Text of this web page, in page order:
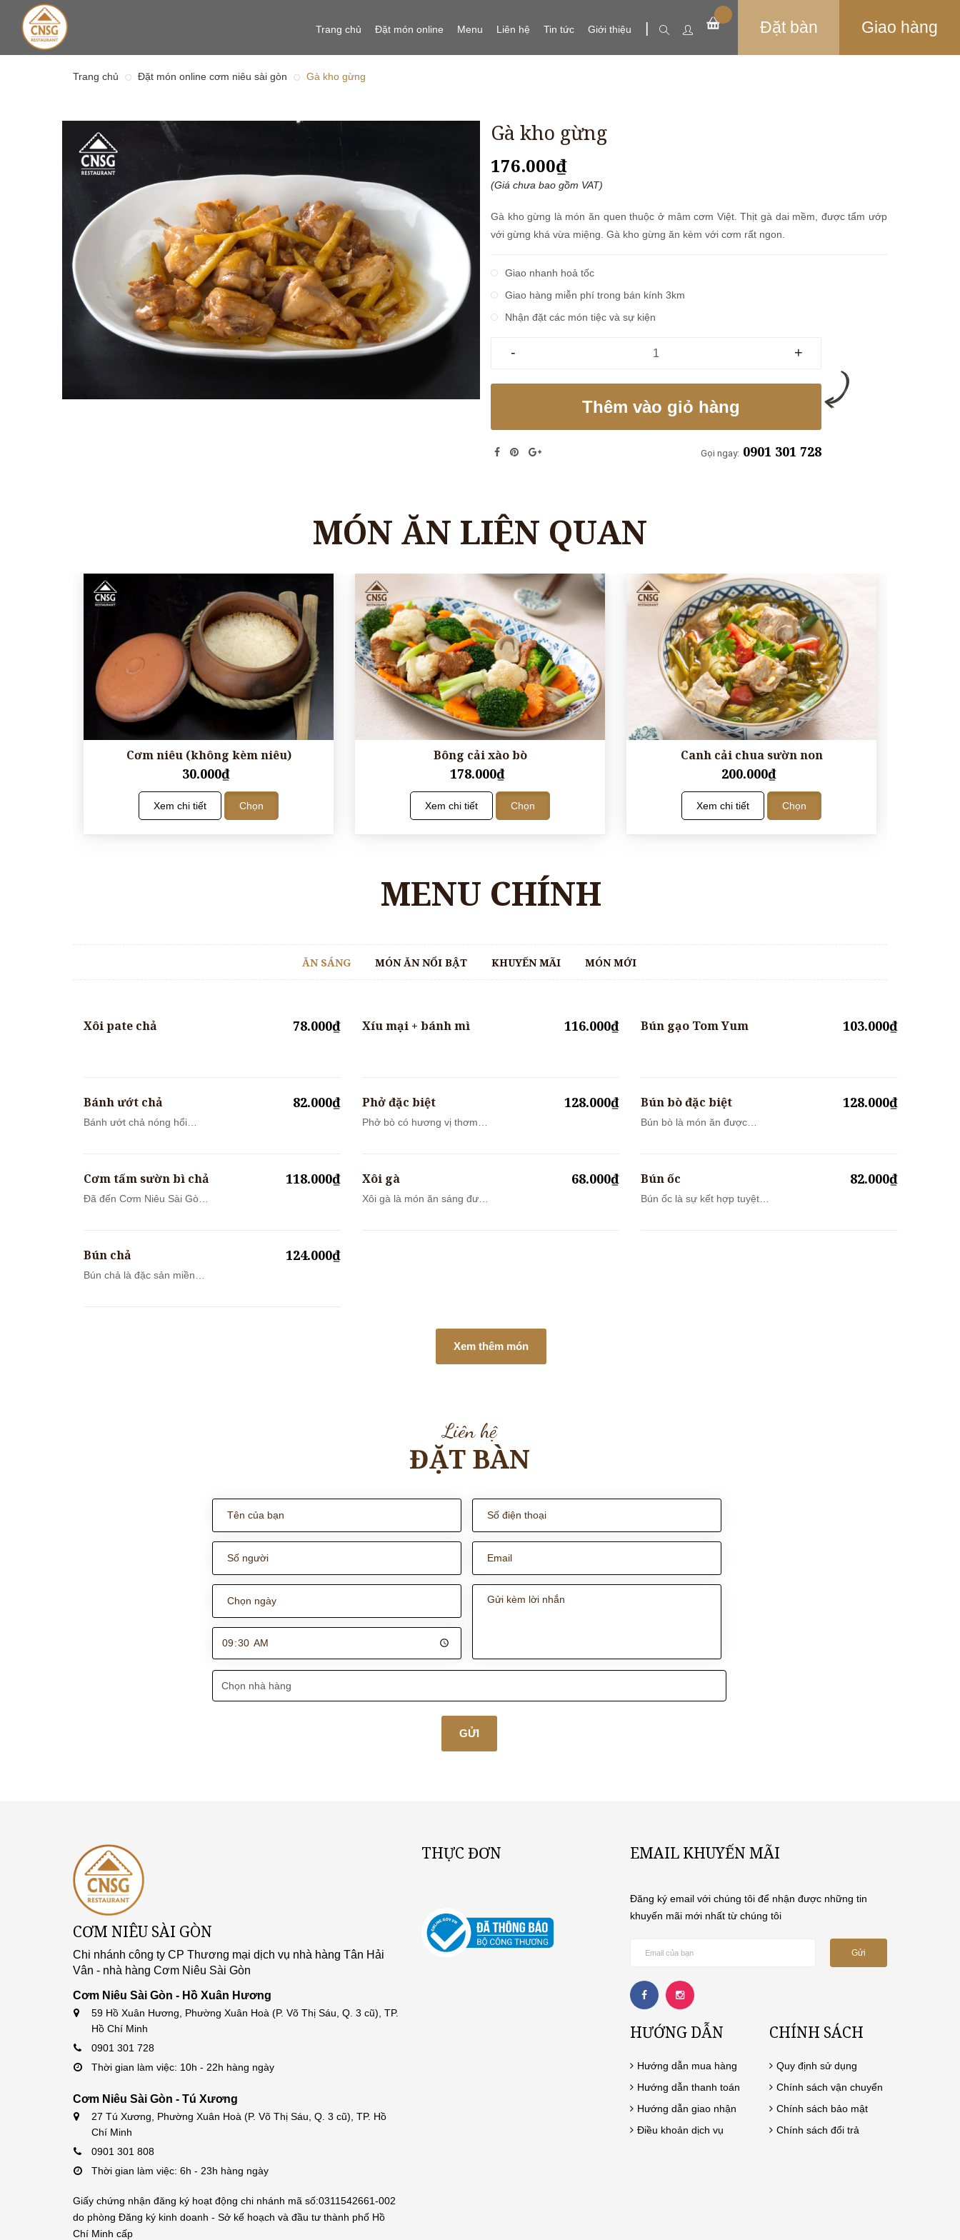
Trang chủ Đặt món online Menu Liên hệ Tin tức Giới thiệu Đặt bàn Giao hàng
Trang chủ Đặt món online cơm niêu sài gòn Gà kho gừng
Gà kho gừng
176.000₫
(Giá chưa bao gồm VAT)
Gà kho gừng là món ăn quen thuộc ở mâm cơm Việt. Thịt gà dai mềm, được tẩm ướp
với gừng khá vừa miệng. Gà kho gừng ăn kèm với cơm rất ngon.
Giao nhanh hoả tốc
Giao hàng miễn phí trong bán kính 3km
Nhận đặt các món tiệc và sự kiện
- +
Thêm vào giỏ hàng
Gọi ngay: 0901 301 728
MÓN ĂN LIÊN QUAN
Cơm niêu (không kèm niêu)
30.000₫
Xem chi tiết Chọn
Bông cải xào bò
178.000₫
Xem chi tiết Chọn
Canh cải chua sườn non
200.000₫
Xem chi tiết Chọn
MENU CHÍNH
ĂN SÁNG MÓN ĂN NỔI BẬT KHUYẾN MÃI MÓN MỚI
Xôi pate chả 78.000₫ Xíu mại + bánh mì 116.000₫ Bún gạo Tom Yum 103.000₫
Bánh ướt chả
Bánh ướt chả nóng hổi
82.000₫ Phở đặc biệt
Phở bò có hương vị thơm
128.000₫ Bún bò đặc biệt
Bún bò là món ăn được
128.000₫
Cơm tấm sườn bì chả
Đã đến Cơm Niêu Sài Gòn
118.000₫ Xôi gà
Xôi gà là món ăn sáng được
68.000₫ Bún ốc
Bún ốc là sự kết hợp tuyệt
82.000₫
Bún chả
Bún chả là đặc sản miền
124.000₫
Xem thêm món
Liên hệ
ĐẶT BÀN
GỬI
CƠM NIÊU SÀI GÒN
Chi nhánh công ty CP Thương mại dịch vụ nhà hàng Tân Hải
Vân - nhà hàng Cơm Niêu Sài Gòn
Cơm Niêu Sài Gòn - Hồ Xuân Hương
59 Hồ Xuân Hương, Phường Xuân Hoà (P. Võ Thị Sáu, Q. 3 cũ), TP.
Hồ Chí Minh
0901 301 728
Thời gian làm việc: 10h - 22h hàng ngày
Cơm Niêu Sài Gòn - Tú Xương
27 Tú Xương, Phường Xuân Hoà (P. Võ Thị Sáu, Q. 3 cũ), TP. Hồ
Chí Minh
0901 301 808
Thời gian làm việc: 6h - 23h hàng ngày
Giấy chứng nhận đăng ký hoạt động chi nhánh mã số:0311542661-002
do phòng Đăng ký kinh doanh - Sở kế hoạch và đầu tư thành phố Hồ
Chí Minh cấp
THỰC ĐƠN EMAIL KHUYẾN MÃI
Đăng ký email với chúng tôi để nhận được những tin
khuyến mãi mới nhất từ chúng tôi
Gửi
HƯỚNG DẪN
Hướng dẫn mua hàng
Hướng dẫn thanh toán
Hướng dẫn giao nhận
Điều khoản dịch vụ
CHÍNH SÁCH
Quy định sử dụng
Chính sách vận chuyển
Chính sách bảo mật
Chính sách đổi trả